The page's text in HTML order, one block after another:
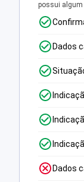
possui algum
Dados
Dados